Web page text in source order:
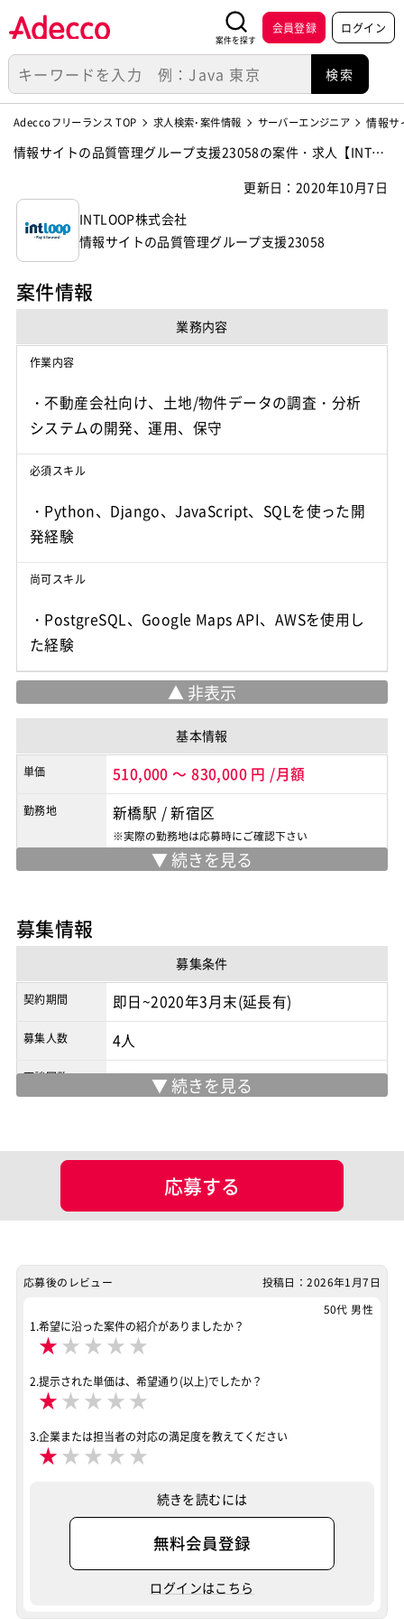
案件を探す
会員登録 ログイン
Adeccoフリーランス TOP 求人検索･案件情報 サーバーエンジニア 情報サ
情報サイトの品質管理グループ支援23058の案件・求人【INTLO
更新日：2020年10月7日
INTLOOP株式会社
情報サイトの品質管理グループ支援23058
案件情報
業務内容
作業内容
・不動産会社向け、土地/物件データの調査・分析
システムの開発、運用、保守
必須スキル
・Python、Django、JavaScript、SQLを使った開
尚可スキル
・PostgreSQL、Google Maps API、AWSを使用し
た経験
基本情報
単価 510,000 ～830,000 円 /月額
勤務地 新橋駅 /新宿区
※実際の勤務地は応募時にご確認下さい
契約形態 業務委託
募集情報
募集条件
契約期間 即日~2020年3月末(延長有)
募集人数 4人
面談回数 2回
業界・業種 その他WEBサービス
基本設計 詳細設計
ポジション フロントエンドエンジニア
SQL Python JavaScript
Django
特徴 稼働安定中
その他 稼働安定中
応募する
応募後のレビュー
投稿日：2026年1月7日
50代 男性
1.希望に沿った案件の紹介がありましたか？
★ ★ ★ ★ ★
2.提示された単価は、希望通り(以上)でしたか？
★ ★ ★ ★ ★
3.企業または担当者の対応の満足度を教えてください
★ ★ ★ ★ ★
続きを読むには
無料会員登録
ログインはこちら